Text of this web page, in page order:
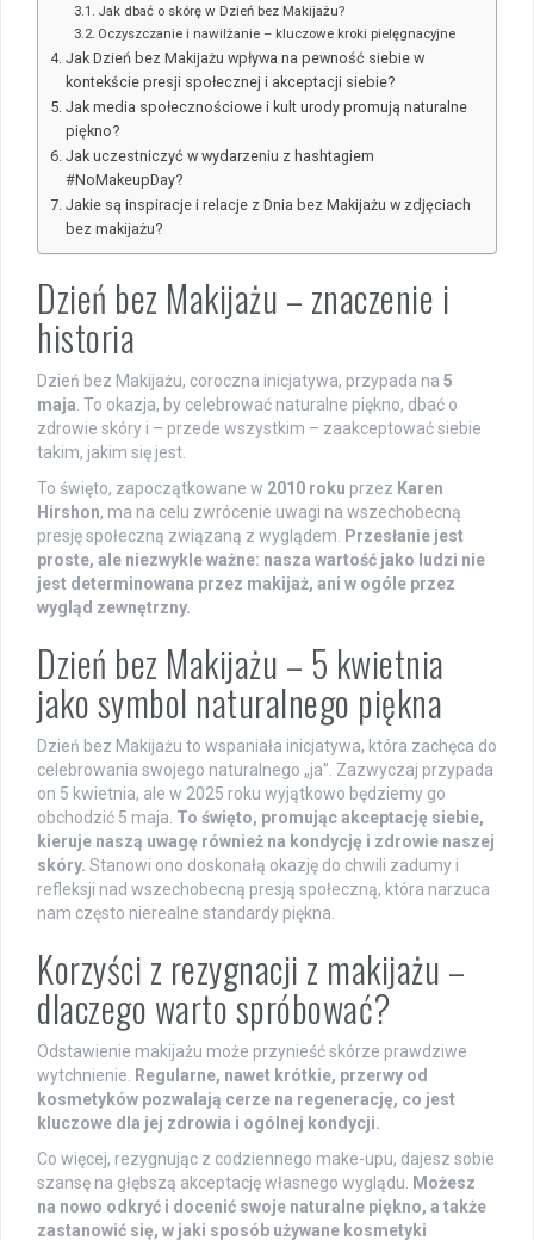
Jak dbać o skórę w Dzień bez Makijażu?
Oczyszczanie i nawilżanie – kluczowe kroki pielęgnacyjne
Jak Dzień bez Makijażu wpływa na pewność siebie w
kontekście presji społecznej i akceptacji siebie?
Jak media społecznościowe i kult urody promują naturalne
piękno?
Jak uczestniczyć w wydarzeniu z hashtagiem
#NoMakeupDay?
Jakie są inspiracje i relacje z Dnia bez Makijażu w zdjęciach
bez makijażu?
Dzień bez Makijażu – znaczenie i
historia
Dzień bez Makijażu, coroczna inicjatywa, przypada na 5
maja . To okazja, by celebrować naturalne piękno, dbać o
zdrowie skóry i – przede wszystkim – zaakceptować siebie
takim, jakim się jest.
To święto, zapoczątkowane w 2010 roku przez Karen
Hirshon, ma na celu zwrócenie uwagi na wszechobecną
presję społeczną związaną z wyglądem.
Przesłanie jest
proste, ale niezwykle ważne: nasza wartość jako ludzi nie
jest determinowana przez makijaż, ani w ogóle przez
wygląd zewnętrzny.
Dzień bez Makijażu – 5 kwietnia
jako symbol naturalnego piękna
Dzień bez Makijażu to wspaniała inicjatywa, która zachęca do
celebrowania swojego naturalnego „ja”. Zazwyczaj przypada
on 5 kwietnia, ale w 2025 roku wyjątkowo będziemy go
obchodzić 5 maja. To święto, promując akceptację siebie,
kieruje naszą uwagę również na kondycję i zdrowie naszej
skóry. Stanowi ono doskonałą okazję do chwili zadumy i
refleksji nad wszechobecną presją społeczną, która narzuca
nam często nierealne standardy piękna.
Korzyści z rezygnacji z makijażu –
dlaczego warto spróbować?
Odstawienie makijażu może przynieść skórze prawdziwe
wytchnienie.
Regularne, nawet krótkie, przerwy od
kosmetyków pozwalają cerze na regenerację, co jest
kluczowe dla jej zdrowia i ogólnej kondycji.
Co więcej, rezygnując z codziennego make-upu, dajesz sobie
szansę na głębszą akceptację własnego wyglądu.
Możesz
na nowo odkryć i docenić swoje naturalne piękno, a także
zastanowić się, w jaki sposób używane kosmetyki